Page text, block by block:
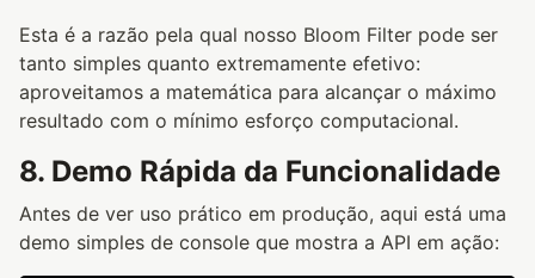
Esta é a razão pela qual nosso Bloom Filter pode ser
tanto simples quanto extremamente efetivo:
aproveitamos a matemática para alcançar o máximo
resultado com o mínimo esforço computacional.
8. Demo Rápida da Funcionalidade
Antes de ver uso prático em produção, aqui está uma
demo simples de console que mostra a API em ação: